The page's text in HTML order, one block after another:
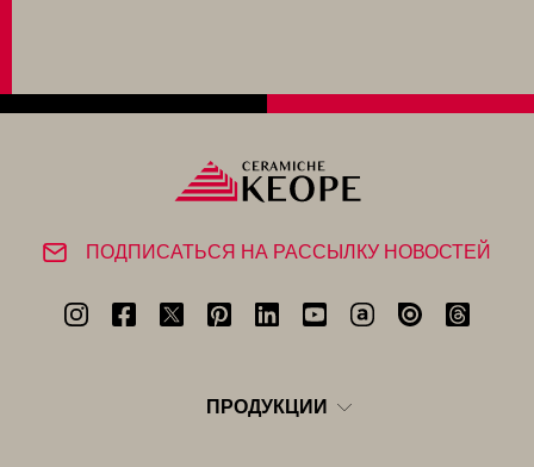
ПОДПИСАТЬСЯ НА РАССЫЛКУ НОВОСТЕЙ
ПРОДУКЦИИ